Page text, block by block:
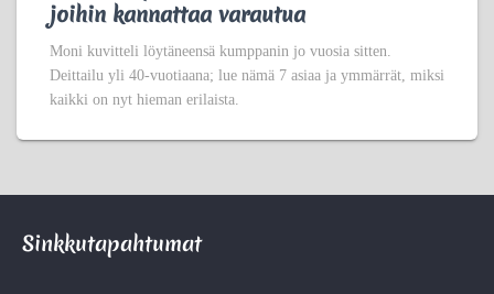
joihin kannattaa varautua
Moni kuvitteli löytäneensä kumppanin jo vuosia sitten.
Deittailu yli 40-vuotiaana; lue nämä 7 asiaa ja ymmärrät, miksi
kaikki on nyt hieman erilaista.
Sinkkutapahtumat